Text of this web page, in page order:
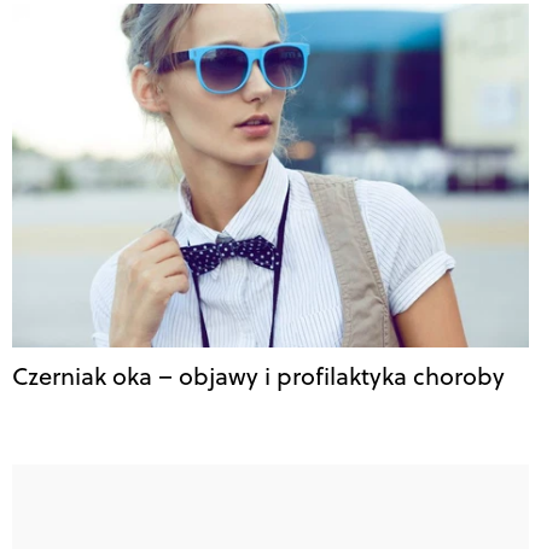
Czerniak oka – objawy i profilaktyka choroby